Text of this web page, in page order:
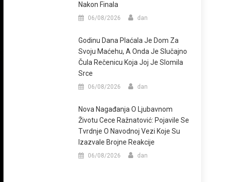
Nakon Finala
06/08/2026 dan
Godinu Dana Plaćala Je Dom Za
Svoju Maćehu, A Onda Je Slučajno
Čula Rečenicu Koja Joj Je Slomila
Srce
06/08/2026 dan
Nova Nagađanja O Ljubavnom
Životu Cece Ražnatović: Pojavile Se
Tvrdnje O Navodnoj Vezi Koje Su
Izazvale Brojne Reakcije
06/08/2026 dan